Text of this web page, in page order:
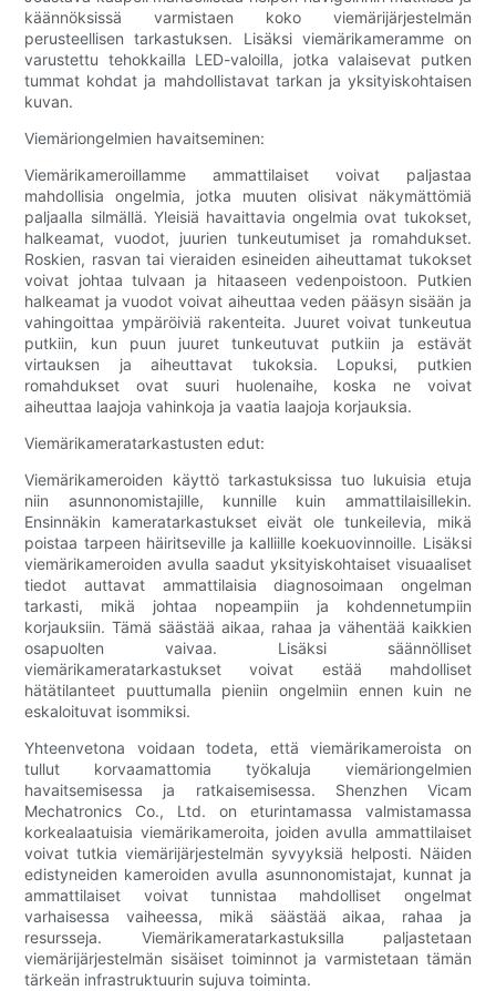
käännöksissä varmistaen koko viemärijärjestelmän
perusteellisen tarkastuksen. Lisäksi viemärikameramme on
varustettu tehokkailla LED-valoilla, jotka valaisevat putken
tummat kohdat ja mahdollistavat tarkan ja yksityiskohtaisen
kuvan.
Viemäriongelmien havaitseminen:
Viemärikameroillamme ammattilaiset voivat paljastaa
mahdollisia ongelmia, jotka muuten olisivat näkymättömiä
paljaalla silmällä. Yleisiä havaittavia ongelmia ovat tukokset,
halkeamat, vuodot, juurien tunkeutumiset ja romahdukset.
Roskien, rasvan tai vieraiden esineiden aiheuttamat tukokset
voivat johtaa tulvaan ja hitaaseen vedenpoistoon. Putkien
halkeamat ja vuodot voivat aiheuttaa veden pääsyn sisään ja
vahingoittaa ympäröiviä rakenteita. Juuret voivat tunkeutua
putkiin, kun puun juuret tunkeutuvat putkiin ja estävät
virtauksen ja aiheuttavat tukoksia. Lopuksi, putkien
romahdukset ovat suuri huolenaihe, koska ne voivat
aiheuttaa laajoja vahinkoja ja vaatia laajoja korjauksia.
Viemärikameratarkastusten edut:
Viemärikameroiden käyttö tarkastuksissa tuo lukuisia etuja
niin asunnonomistajille, kunnille kuin ammattilaisillekin.
Ensinnäkin kameratarkastukset eivät ole tunkeilevia, mikä
poistaa tarpeen häiritseville ja kalliille koekuovinnoille. Lisäksi
viemärikameroiden avulla saadut yksityiskohtaiset visuaaliset
tiedot auttavat ammattilaisia diagnosoimaan ongelman
tarkasti, mikä johtaa nopeampiin ja kohdennetumpiin
korjauksiin. Tämä säästää aikaa, rahaa ja vähentää kaikkien
osapuolten vaivaa. Lisäksi säännölliset
viemärikameratarkastukset voivat estää mahdolliset
hätätilanteet puuttumalla pieniin ongelmiin ennen kuin ne
eskaloituvat isommiksi.
Yhteenvetona voidaan todeta, että viemärikameroista on
tullut korvaamattomia työkaluja viemäriongelmien
havaitsemisessa ja ratkaisemisessa. Shenzhen Vicam
Mechatronics Co., Ltd. on eturintamassa valmistamassa
korkealaatuisia viemärikameroita, joiden avulla ammattilaiset
voivat tutkia viemärijärjestelmän syvyyksiä helposti. Näiden
edistyneiden kameroiden avulla asunnonomistajat, kunnat ja
ammattilaiset voivat tunnistaa mahdolliset ongelmat
varhaisessa vaiheessa, mikä säästää aikaa, rahaa ja
resursseja. Viemärikameratarkastuksilla paljastetaan
viemärijärjestelmän sisäiset toiminnot ja varmistetaan tämän
tärkeän infrastruktuurin sujuva toiminta.